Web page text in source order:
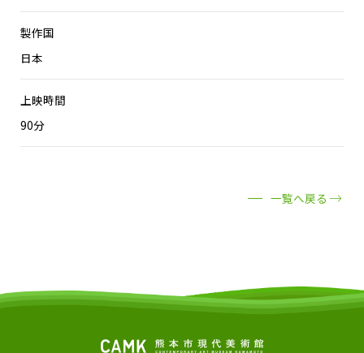
製作国
日本
上映時間
90分
一覧へ戻る